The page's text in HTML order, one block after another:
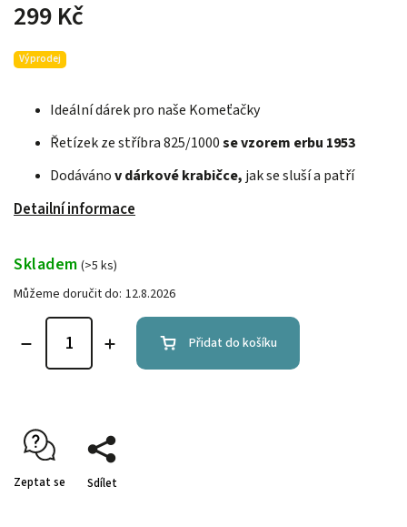
299 Kč
Ideální dárek pro naše Komeťačky
Řetízek ze stříbra 825/1000se vzorem erbu 1953
Dodávánov dárkové krabičce, jak se sluší a patří
Detailní informace
Výprodej
Skladem (>5 ks)
Můžeme doručit do: 12.8.2026
Přidat do košíku
Zeptat se Sdílet